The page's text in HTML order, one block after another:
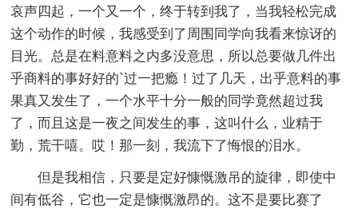
哀声四起，一个又一个，终于转到我了，当我轻松完成
这个动作的时候，我感受到了周围同学向我看来惊讶的
目光。总是在料意料之内多没意思，所以总要做几件出
乎商料的事好好的`过一把瘾！过了几天，出乎意料的事
果真又发生了，一个水平十分一般的同学竟然超过我
了，而且这是一夜之间发生的事，这叫什么，业精于
勤，荒干嘻。哎！那一刻，我流下了悔恨的泪水。
但是我相信，只要是定好慷慨激吊的旋律，即使中
间有低谷，它也一定是慷慨激昂的。这不是要比赛了